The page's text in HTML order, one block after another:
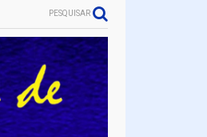
PESQUISAR